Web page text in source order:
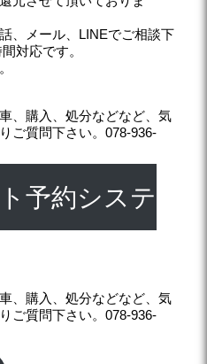
、メール、LINEでご相談下
対応です。
、購入、処分などなど、気
ご質問下さい。078-936-
予約システ
、購入、処分などなど、気
ご質問下さい。078-936-